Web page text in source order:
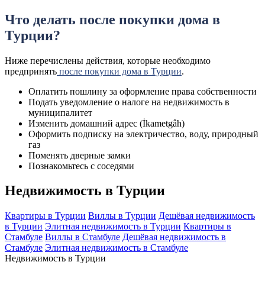
Что делать после покупки дома в
Турции?
Ниже перечислены действия, которые необходимо
предпринять после покупки дома в Турции.
Оплатить пошлину за оформление права собственности
Подать уведомление о налоге на недвижимость в
муниципалитет
Изменить домашний адрес (İkametgâh)
Оформить подписку на электричество, воду, природный
газ
Поменять дверные замки
Познакомьтесь с соседями
Недвижимость в Турции
Квартиры в Турции Виллы в Турции Дешёвая недвижимость
в Турции Элитная недвижимость в Турции Квартиры в
Стамбуле Виллы в Стамбуле Дешёвая недвижимость в
Стамбуле Элитная недвижимость в Стамбуле
Недвижимость в Турции